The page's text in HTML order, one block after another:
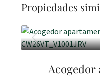
Propiedades
Acogedor